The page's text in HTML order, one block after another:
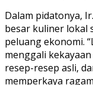
Dalam pidatonya,
besar kuliner lokal
peluang ekonomi.
menggali
resep-resep asli,
memperkaya